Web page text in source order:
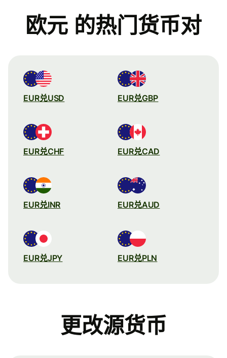
欧元 的热门货币对
EUR兑USD EUR兑GBP
EUR兑CHF EUR兑CAD
EUR兑INR EUR兑AUD
EUR兑JPY EUR兑PLN
更改源货币